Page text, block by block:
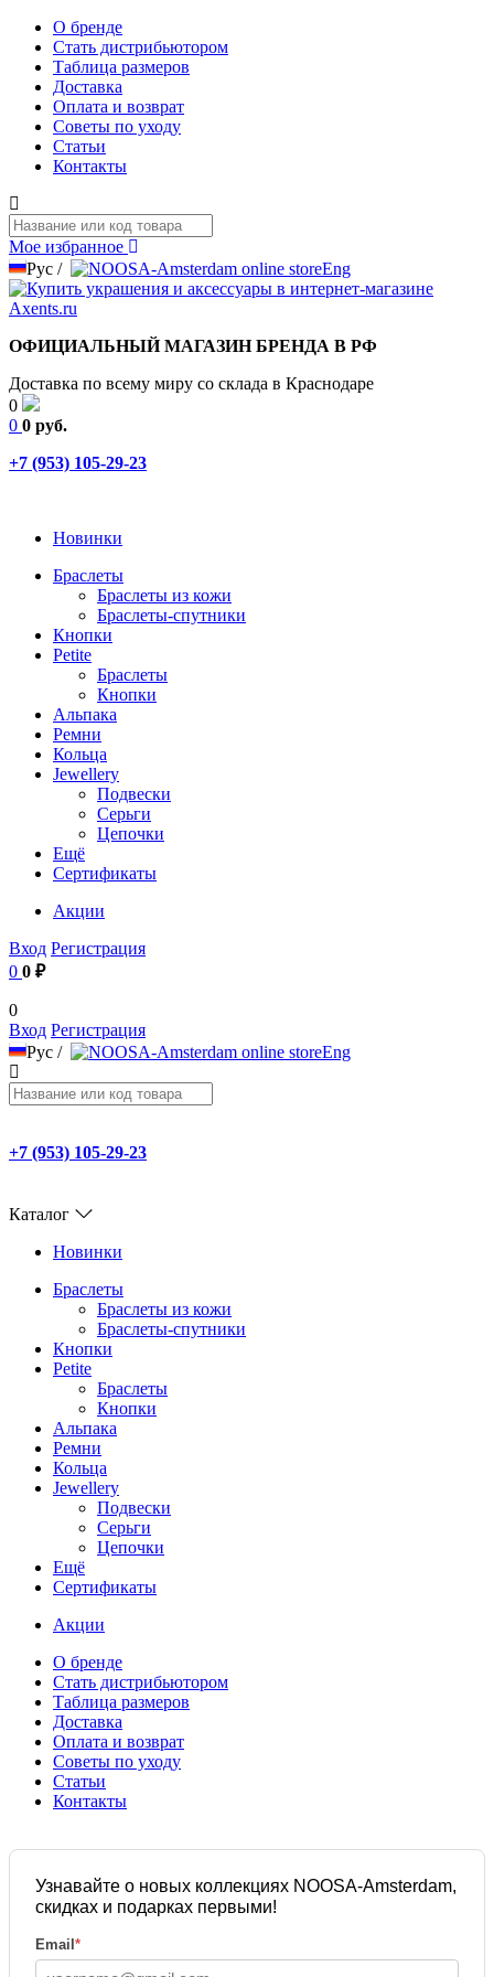
О бренде
Стать дистрибьютором
Таблица размеров
Доставка
Оплата и возврат
Советы по уходу
Статьи
Контакты
Мое избранное
Рус / Eng
ОФИЦИАЛЬНЫЙ МАГАЗИН БРЕНДА В РФ
Доставка по всему миру со склада в Краснодаре
0
0 0 руб.
+7 (953) 105-29-23
Новинки
Браслеты
Браслеты из кожи
Браслеты-спутники
Кнопки
Petite
Браслеты
Кнопки
Альпака
Ремни
Кольца
Jewellery
Подвески
Серьги
Цепочки
Ещё
Сертификаты
Акции
Вход Регистрация
0 0 ₽
0
Вход Регистрация
Рус / Eng
+7 (953) 105-29-23
Каталог
Новинки
Браслеты
Браслеты из кожи
Браслеты-спутники
Кнопки
Petite
Браслеты
Кнопки
Альпака
Ремни
Кольца
Jewellery
Подвески
Серьги
Цепочки
Ещё
Сертификаты
Акции
О бренде
Стать дистрибьютором
Таблица размеров
Доставка
Оплата и возврат
Советы по уходу
Статьи
Контакты
Узнавайте о новых коллекциях NOOSA-Amsterdam,
скидках и подарках первыми!
Email *